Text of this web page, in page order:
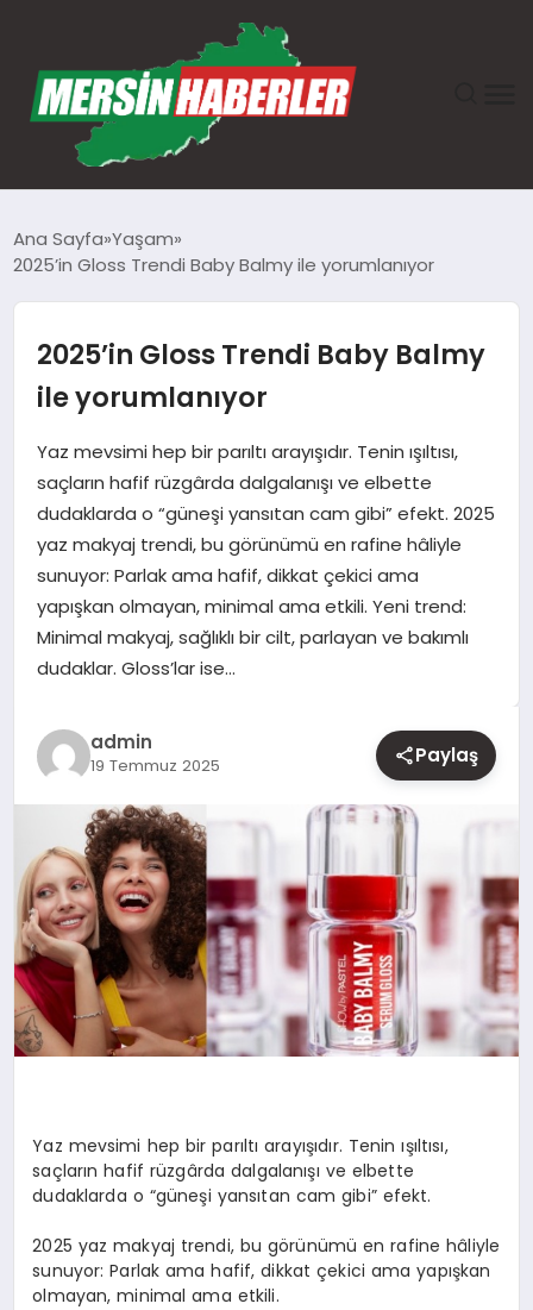
EKONOMI
SAĞLIK
YAŞAM
Ana Sayfa Yaşam
2025’in Gloss Trendi Baby Balmy ile yorumlanıyor
2025’in Gloss Trendi Baby Balmy
ile yorumlanıyor
Yaz mevsimi hep bir parıltı arayışıdır. Tenin ışıltısı,
saçların hafif rüzgârda dalgalanışı ve elbette
dudaklarda o “güneşi yansıtan cam gibi” efekt. 2025
yaz makyaj trendi, bu görünümü en rafine hâliyle
sunuyor: Parlak ama hafif, dikkat çekici ama
yapışkan olmayan, minimal ama etkili. Yeni trend:
Minimal makyaj, sağlıklı bir cilt, parlayan ve bakımlı
dudaklar. Gloss’lar ise…
admin
19 Temmuz 2025 Paylaş
Yaz mevsimi hep bir parıltı arayışıdır. Tenin ışıltısı,
saçların hafif rüzgârda dalgalanışı ve elbette
dudaklarda o “güneşi yansıtan cam gibi” efekt.
2025 yaz makyaj trendi, bu görünümü en rafine hâliyle
sunuyor: Parlak ama hafif, dikkat çekici ama yapışkan
olmayan, minimal ama etkili.